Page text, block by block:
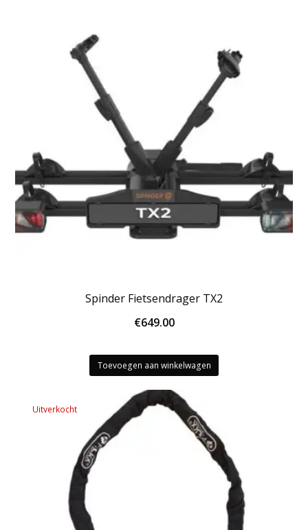
Spinder Fietsendrager TX2
€649.00
Toevoegen aan winkelwagen
Uitverkocht